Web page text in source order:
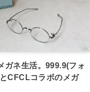
ガネ生活。999.9(フォ
CFCLコラボのメガ